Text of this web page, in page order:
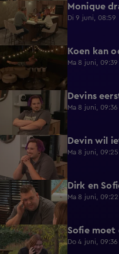
0:29 Monique
Di 9 juni, 08:59
0:38 Koen kan
Ma 8 juni, 09:39
0:30 Devins
Ma 8 juni, 09:36
0:25 Devin wil
Ma 8 juni, 09:25
0:26 Dirk en
Ma 8 juni, 09:22
1:13 Sofie moet
Do 4 juni, 09:36